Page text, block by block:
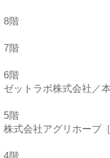
8階
7階
6階
ゼットラボ株式会社／
5階
株式会社アグリホープ
4階